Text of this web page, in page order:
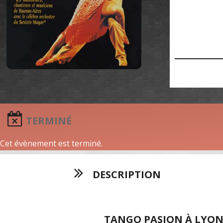
TERMINÉ
Cet évènement est terminé.
DESCRIPTION
TANGO PASION À